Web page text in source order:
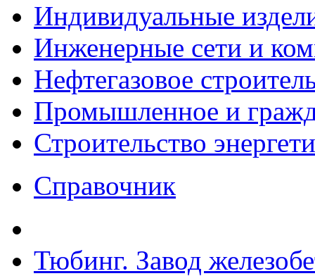
Индивидуальные
Инженерные сети и
Нефтегазовое
Промышленное и
Строительство
Справочник
Тюбинг. Завод